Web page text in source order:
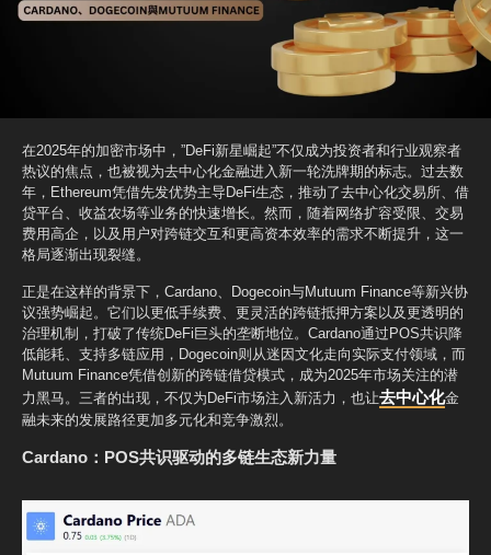
在2025年的加密市场中，”DeFi新星崛起”不仅成为投资者和行业观察者
热议的焦点，也被视为去中心化金融进入新一轮洗牌期的标志。过去数
年，Ethereum凭借先发优势主导DeFi生态，推动了去中心化交易所、借
贷平台、收益农场等业务的快速增长。然而，随着网络扩容受限、交易
费用高企，以及用户对跨链交互和更高资本效率的需求不断提升，这一
格局逐渐出现裂缝。
正是在这样的背景下，Cardano、Dogecoin与Mutuum Finance等新兴协
议强势崛起。它们以更低手续费、更灵活的跨链抵押方案以及更透明的
治理机制，打破了传统DeFi巨头的垄断地位。Cardano通过POS共识降
低能耗、支持多链应用，Dogecoin则从迷因文化走向实际支付领域，而
Mutuum Finance凭借创新的跨链借贷模式，成为2025年市场关注的潜
力黑马。三者的出现，不仅为DeFi市场注入新活力，也让去中心化金
融未来的发展路径更加多元化和竞争激烈。
Cardano：POS共识驱动的多链生态新力量